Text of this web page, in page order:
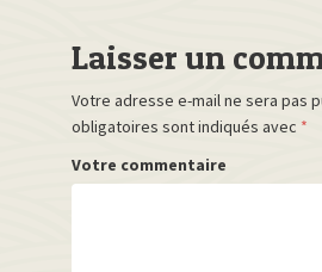
Laisser un
Votre adresse e-mail ne sera pas
obligatoires sont indiqués avec *
Votre commentaire